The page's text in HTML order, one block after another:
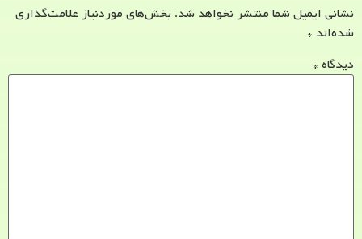
نشانی ایمیل شما منتشر نخواهد شد. بخش‌های موردنیاز علامت‌گذاری
شده‌اند *
دیدگاه *